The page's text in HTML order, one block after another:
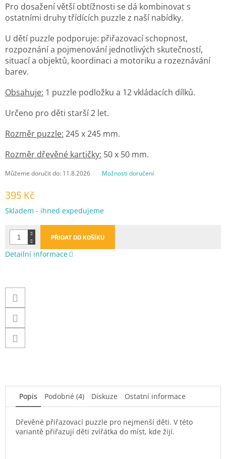
395 Kč
Měrná
Skladem - ihned expedujeme
Můžeme doručit do: 11.8.2026 Možnosti doručení
PŘIDAT DO KOŠÍKU
Pro dosažení větší obtížnosti se dá kombinovat s
ostatními druhy třídících puzzle z naší nabídky.
U dětí puzzle podporuje: přiřazovací schopnost,
rozpoznání a pojmenování jednotlivých skutečností,
situací a objektů, koordinaci a motoriku a rozeznávání
barev.
Obsahuje: 1 puzzle podložku a 12 vkládacích dílků.
Určeno pro děti starší 2 let.
Rozměr puzzle: 245 x 245 mm.
Rozměr dřevěné kartičky: 50 x 50 mm.
Detailní informace
Popis Podobné (4) Diskuze Ostatní informace
Dřevěné přiřazovací puzzle pro nejmenší děti. V této
variantě přiřazují děti zvířátka do míst, kde žijí.